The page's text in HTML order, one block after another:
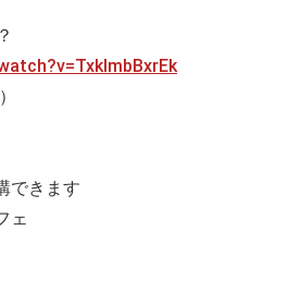
できます
ェ